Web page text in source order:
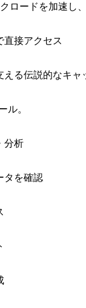
ロードを加速し
直接アクセス
る伝説的なキ
ル。
分析
タを確認